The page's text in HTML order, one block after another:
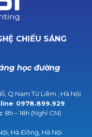
CHIẾU SÁNG
học đường
Q.Nam Từ Liêm , Hà Nội.
: 0978.899.929
: 8h – 18h (Nghỉ CN)
Hà Đông, Hà Nội